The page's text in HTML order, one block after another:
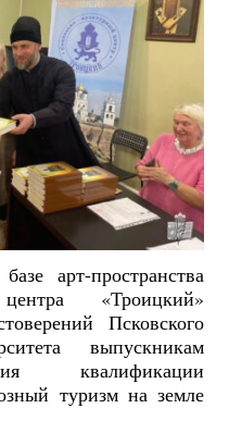
арт-пространства
центра «Троицкий»
Псковского
выпускникам
квалификации
туризм на земле